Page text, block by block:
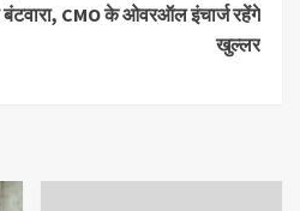
बंटवारा, CMO के ओवरऑल इंचार्ज रहेंगे
खुल्लर